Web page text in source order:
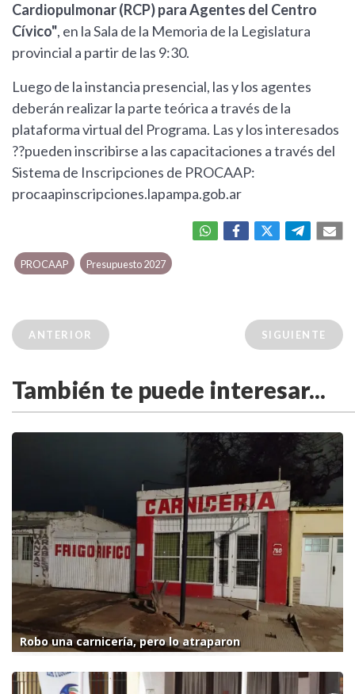
Cardiopulmonar (RCP) para Agentes del Centro
Cívico", en la Sala de la Memoria de la Legislatura
provincial a partir de las 9:30.
Luego de la instancia presencial, las y los agentes
deberán realizar la parte teórica a través de la
plataforma virtual del Programa. Las y los interesados
??pueden inscribirse a las capacitaciones a través del
Sistema de Inscripciones de PROCAAP:
procaapinscripciones.lapampa.gob.ar
PROCAAP Presupuesto 2027
ANTERIOR SIGUIENTE
También te puede interesar...
Robo una carnicería, pero lo atraparon